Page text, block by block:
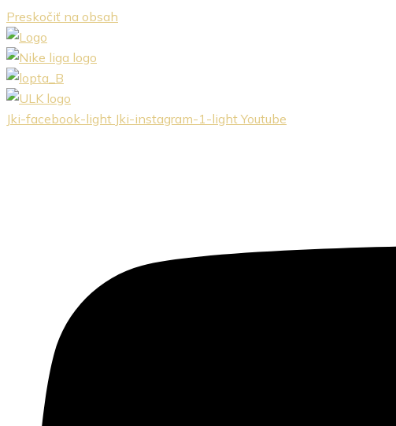
Preskočiť na obsah
Jki-facebook-light Jki-instagram-1-light Youtube